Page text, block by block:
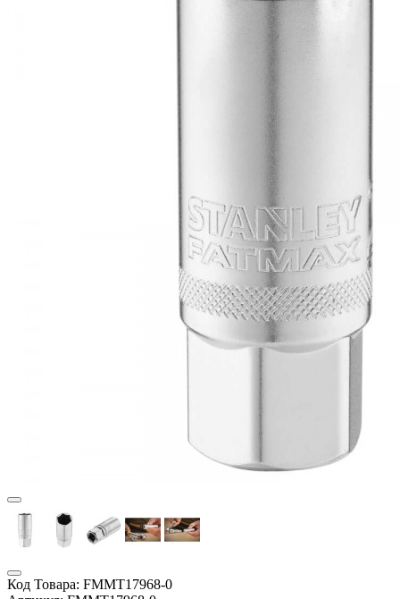
Код Товара: FMMT17968-0